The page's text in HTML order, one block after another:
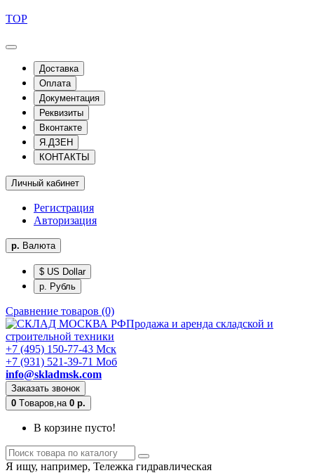
TOP
Доставка
Оплата
Документация
Реквизиты
Вконтакте
Я.ДЗЕН
КОНТАКТЫ
Личный кабинет
Регистрация
Авторизация
р. Валюта
$ US Dollar
р. Рубль
Сравнение товаров (0)
Продажа и аренда складской и
строительной техники
+7 (495) 150-77-43 Мск
+7 (931) 521-39-71 Моб
info@skladmsk.com
Заказать звонок
0 Tоваров,на 0 р.
В корзине пусто!
Я ищу, например, Тележка гидравлическая